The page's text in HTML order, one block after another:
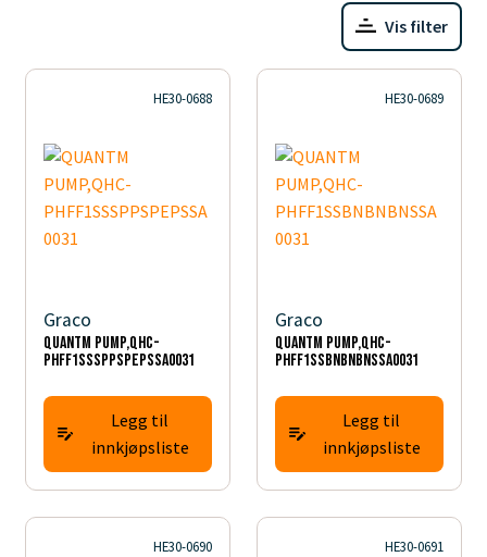
Vis filter
HE30-0688
Graco
QUANTM PUMP,QHC-
PHFF1SSSPPSPEPSSA0031
Legg til
innkjøpsliste
HE30-0689
Graco
QUANTM PUMP,QHC-
PHFF1SSBNBNBNSSA0031
Legg til
innkjøpsliste
HE30-0690 HE30-0691